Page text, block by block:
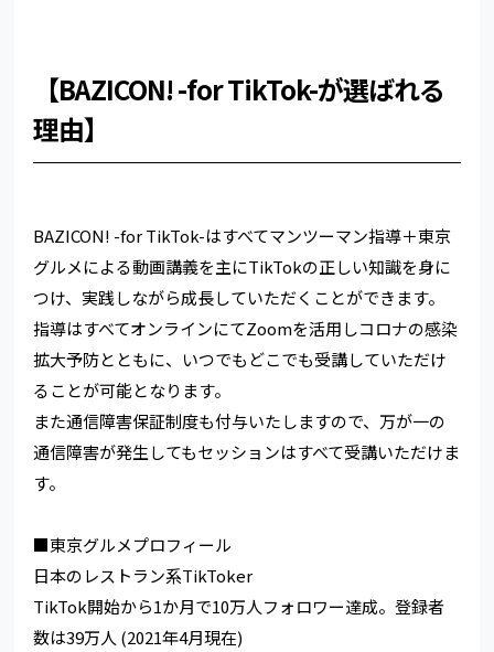
【BAZICON! -for TikTok-が選ばれる
理由】
BAZICON! -for TikTok-はすべてマンツーマン指導＋東京
グルメによる動画講義を主にTikTokの正しい知識を身に
つけ、実践しながら成長していただくことができます。
指導はすべてオンラインにてZoomを活用しコロナの感染
拡大予防とともに、いつでもどこでも受講していただけ
ることが可能となります。
また通信障害保証制度も付与いたしますので、万が一の
通信障害が発生してもセッションはすべて受講いただけま
す。
■東京グルメプロフィール
日本のレストラン系TikToker
TikTok開始から1か月で10万人フォロワー達成。登録者
数は39万人 (2021年4月現在)